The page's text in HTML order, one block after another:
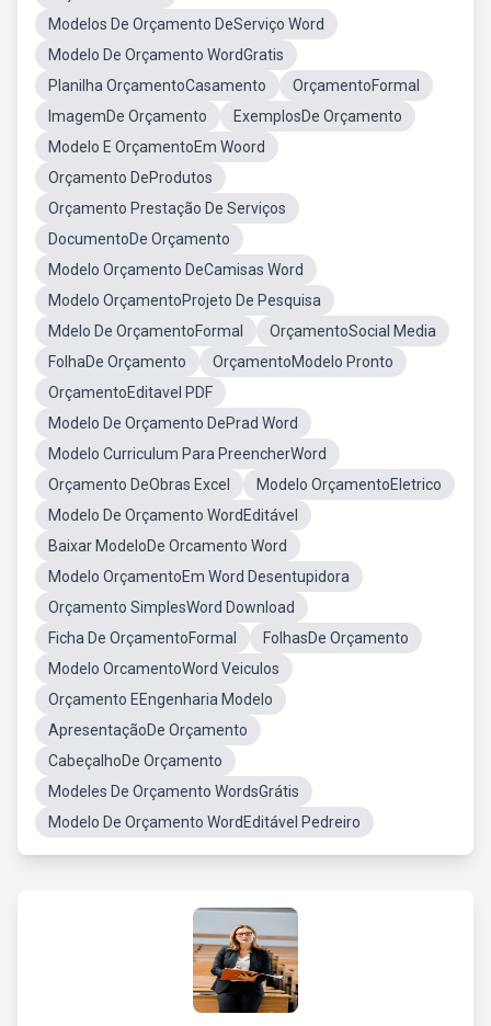
Modelos De Orçamento DeServiço Word
Modelo De Orçamento WordGratis
Planilha OrçamentoCasamento
OrçamentoFormal
ImagemDe Orçamento
ExemplosDe Orçamento
Modelo E OrçamentoEm Woord
Orçamento DeProdutos
Orçamento Prestação De Serviços
DocumentoDe Orçamento
Modelo Orçamento DeCamisas Word
Modelo OrçamentoProjeto De Pesquisa
Mdelo De OrçamentoFormal
OrçamentoSocial Media
FolhaDe Orçamento
OrçamentoModelo Pronto
OrçamentoEditavel PDF
Modelo De Orçamento DePrad Word
Modelo Curriculum Para PreencherWord
Orçamento DeObras Excel
Modelo OrçamentoEletrico
Modelo De Orçamento WordEditável
Baixar ModeloDe Orcamento Word
Modelo OrçamentoEm Word Desentupidora
Orçamento SimplesWord Download
Ficha De OrçamentoFormal
FolhasDe Orçamento
Modelo OrcamentoWord Veiculos
Orçamento EEngenharia Modelo
ApresentaçãoDe Orçamento
CabeçalhoDe Orçamento
Modeles De Orçamento WordsGrátis
Modelo De Orçamento WordEditável Pedreiro